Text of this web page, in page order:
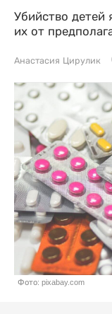
Убийство
их от
Анастасия Цирулик
Фото: pixabay.com